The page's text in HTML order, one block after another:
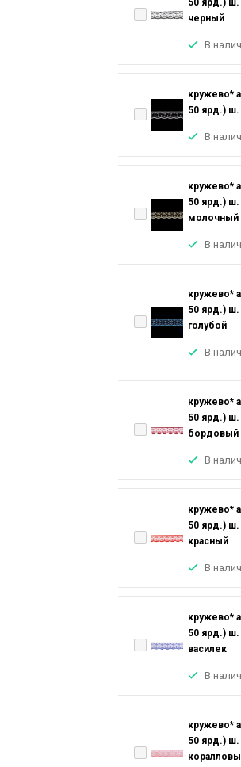
50 ярд.)
черный
В
кружево*
50 ярд.)
В
кружево*
50 ярд.)
молочный
В
кружево*
50 ярд.)
голубой
В
кружево*
50 ярд.)
бордовый
В
кружево*
50 ярд.)
красный
В
кружево*
50 ярд.)
василек
В
кружево*
50 ярд.)